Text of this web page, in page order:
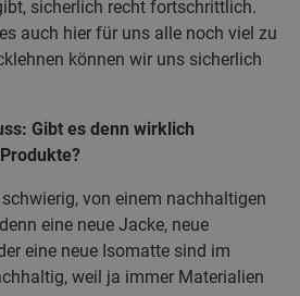
sicherlich recht fortschrittlich.
auch hier für uns alle noch viel zu
können wir uns sicherlich
Gibt es denn wirklich
von einem nachhaltigen
eine neue Jacke, neue
eine neue Isomatte sind im
weil ja immer Materialien